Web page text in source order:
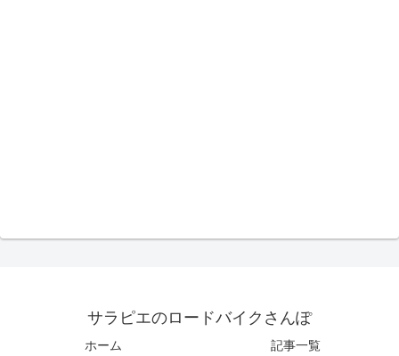
サラピエのロードバイクさんぽ
ホーム 記事一覧